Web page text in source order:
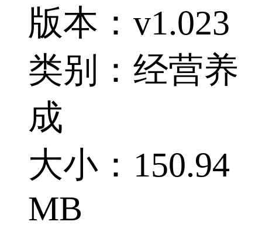
版本：v1.023
类别：经营养
成
大小：150.94
MB